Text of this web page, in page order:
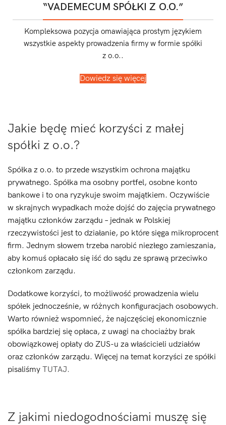
“VADEMECUM SPÓŁKI Z O.O.”
Kompleksowa pozycja omawiająca prostym językiem
wszystkie aspekty prowadzenia firmy w formie spółki
z o.o..
Dowiedz się więcej
Jakie będę mieć korzyści z małej
spółki z o.o.?
Spółka z o.o. to przede wszystkim ochrona majątku
prywatnego. Spółka ma osobny portfel, osobne konto
bankowe i to ona ryzykuje swoim majątkiem. Oczywiście
w skrajnych wypadkach może dojść do zajęcia prywatnego
majątku członków zarządu – jednak w Polskiej
rzeczywistości jest to działanie, po które sięga mikroprocent
firm. Jednym słowem trzeba narobić niezłego zamieszania,
aby komuś opłacało się iść do sądu ze sprawą przeciwko
członkom zarządu.
Dodatkowe korzyści, to możliwość prowadzenia wielu
spółek jednocześnie, w różnych konfiguracjach osobowych.
Warto również wspomnieć, że najczęściej ekonomicznie
spółka bardziej się opłaca, z uwagi na chociażby brak
obowiązkowej opłaty do ZUS-u za właścicieli udziałów
oraz członków zarządu. Więcej na temat korzyści ze spółki
pisaliśmy TUTAJ.
Z jakimi niedogodnościami muszę się